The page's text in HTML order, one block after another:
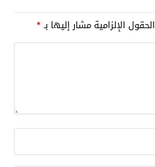
الحقول الإلزامية مشار إليها بـ*